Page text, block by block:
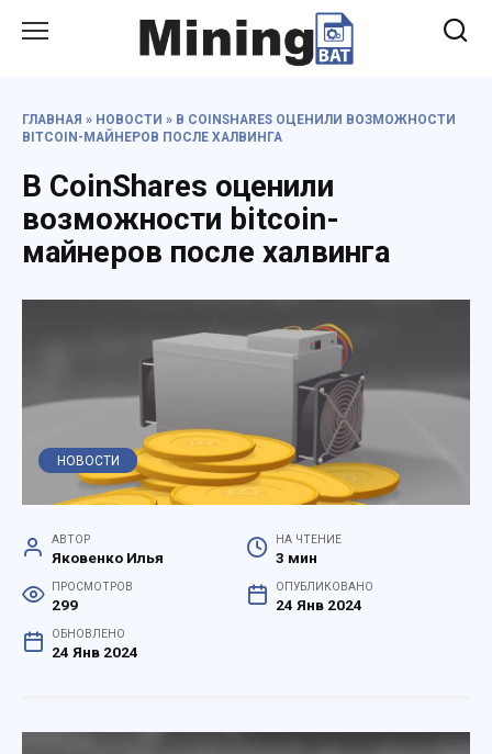
ГЛАВНАЯ » НОВОСТИ » В COINSHARES ОЦЕНИЛИ ВОЗМОЖНОСТИ
BITCOIN-МАЙНЕРОВ ПОСЛЕ ХАЛВИНГА
В CoinShares оценили
возможности bitcoin-
майнеров после халвинга
НОВОСТИ
АВТОР
Яковенко Илья
НА ЧТЕНИЕ
3 мин
ПРОСМОТРОВ
299
ОПУБЛИКОВАНО
24 Янв 2024
ОБНОВЛЕНО
24 Янв 2024